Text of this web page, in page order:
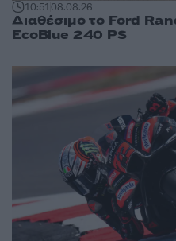
10:5108.08.26
Διαθέσιμο το Ford
EcoBlue 240 PS